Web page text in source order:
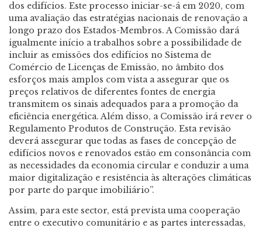
dos edifícios. Este processo iniciar-se-á em 2020, com
uma avaliação das estratégias nacionais de renovação a
longo prazo dos Estados-Membros. A Comissão dará
igualmente início a trabalhos sobre a possibilidade de
incluir as emissões dos edifícios no Sistema de
Comércio de Licenças de Emissão, no âmbito dos
esforços mais amplos com vista a assegurar que os
preços relativos de diferentes fontes de energia
transmitem os sinais adequados para a promoção da
eficiência energética. Além disso, a Comissão irá rever o
Regulamento Produtos de Construção. Esta revisão
deverá assegurar que todas as fases de concepção de
edifícios novos e renovados estão em consonância com
as necessidades da economia circular e conduzir a uma
maior digitalização e resistência às alterações climáticas
por parte do parque imobiliário”.
Assim, para este sector, está prevista uma cooperação
entre o executivo comunitário e as partes interessadas,